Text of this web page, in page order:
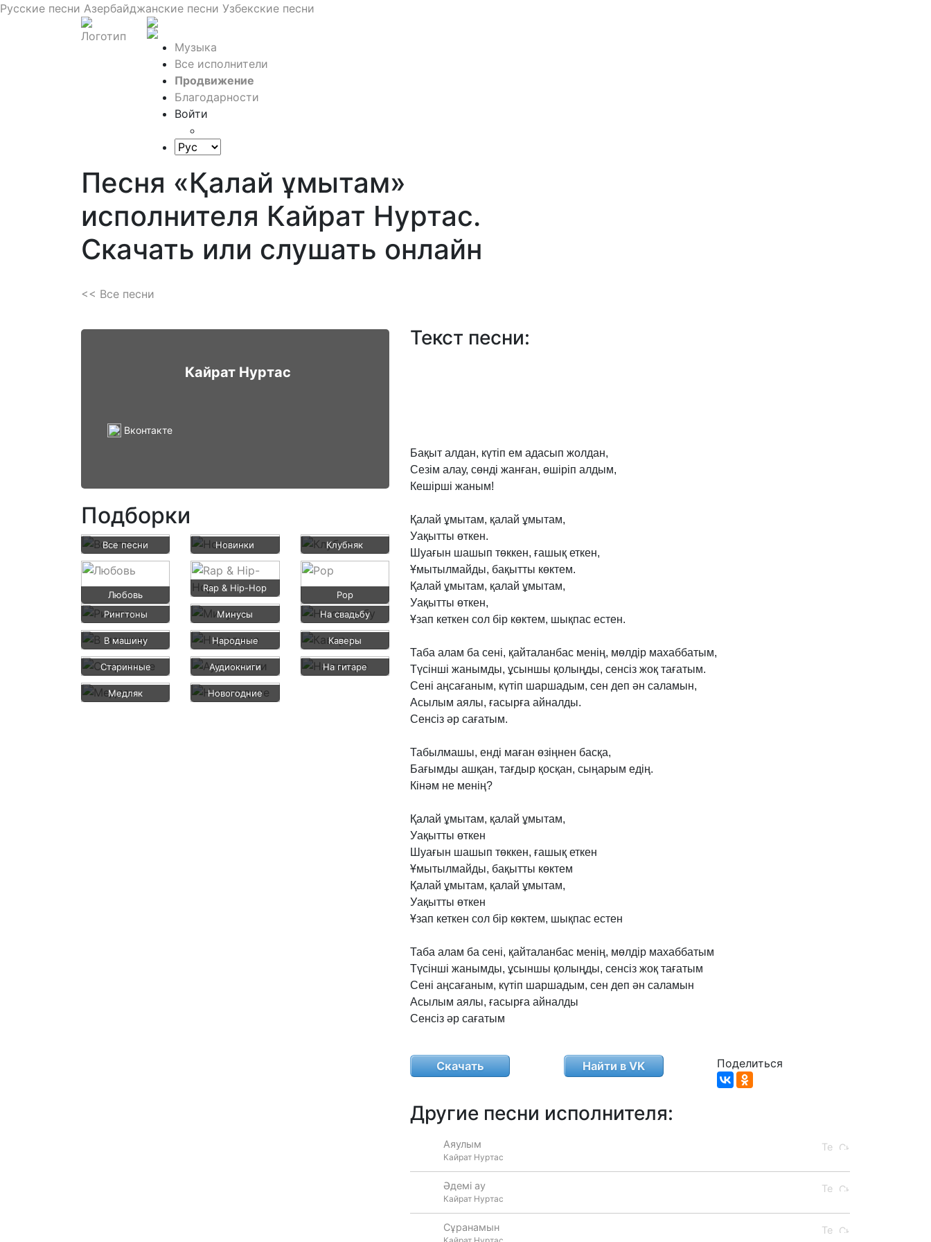
Русские песни Азербайджанские песни Узбекские песни
Музыка
Все исполнители
Продвижение
Благодарности
Войти
Песня «Қалай ұмытам»
исполнителя Кайрат Нуртас.
Скачать или слушать онлайн
<< Все песни
Текст песни:
Бақыт алдан, күтіп ем адасып жолдан,
Сезім алау, сөнді жанған, өшіріп алдым,
Кешірші жаным!
Қалай ұмытам, қалай ұмытам,
Уақытты өткен.
Шуағын шашып төккен, ғашық еткен,
Ұмытылмайды, бақытты көктем.
Қалай ұмытам, қалай ұмытам,
Уақытты өткен,
Ұзап кеткен сол бір көктем, шықпас естен.
Таба алам ба сені, қайталанбас менің, мөлдір махаббатым,
Түсінші жанымды, ұсыншы қолыңды, сенсіз жоқ тағатым.
Сені аңсағаным, күтіп шаршадым, сен деп ән саламын,
Асылым аялы, ғасырға айналды.
Сенсіз әр сағатым.
Табылмашы, енді маған өзіңнен басқа,
Бағымды ашқан, тағдыр қосқан, сыңарым едің.
Кінәм не менің?
Қалай ұмытам, қалай ұмытам,
Уақытты өткен
Шуағын шашып төккен, ғашық еткен
Ұмытылмайды, бақытты көктем
Қалай ұмытам, қалай ұмытам,
Уақытты өткен
Ұзап кеткен сол бір көктем, шықпас естен
Таба алам ба сені, қайталанбас менің, мөлдір махаббатым
Түсінші жанымды, ұсыншы қолыңды, сенсіз жоқ тағатым
Сені аңсағаным, күтіп шаршадым, сен деп ән саламын
Асылым аялы, ғасырға айналды
Сенсіз әр сағатым
Скачать Найти в VK Поделиться
Другие песни исполнителя:
Аяулым
Кайрат Нуртас
Әдемі ау
Кайрат Нуртас
Сұранамын
Кайрат Нуртас
Вконтакте
Подборки
Все песни Новинки Клубняк
Любовь
Rap & Hip-Hop
Pop
Рингтоны
Минусы На свадьбу
В машину Народные Каверы
Старинные Аудиокниги На гитаре
Медляк Новогодние